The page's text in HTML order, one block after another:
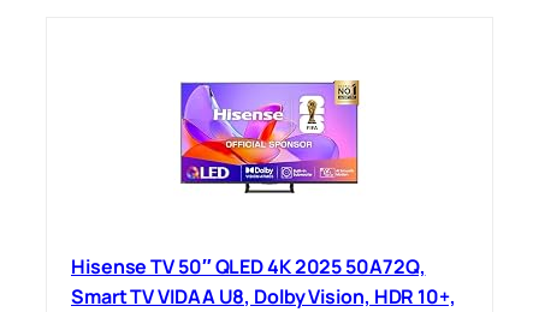
Hisense TV 50″ QLED 4K 2025 50A72Q,
Smart TV VIDAA U8, Dolby Vision, HDR 10+,